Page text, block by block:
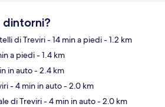
dintorni?
di Treviri- 14 min a piedi- 1.2 km
a piedi- 1.4 km
in auto- 2.4 km
- 4 min in auto- 2.0 km
di Treviri- 4 min in auto- 2.0 km